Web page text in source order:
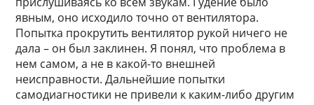
явным, оно исходило точно от вентилятора.
Попытка прокрутить вентилятор рукой ничего не
дала – он был заклинен. Я понял, что проблема в
нем самом, а не в какой-то внешней
неисправности. Дальнейшие попытки
самодиагностики не привели к каким-либо другим